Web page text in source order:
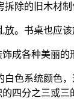
除的旧木材
。书桌也应
成各种美丽
色系统颜色
四分之三或